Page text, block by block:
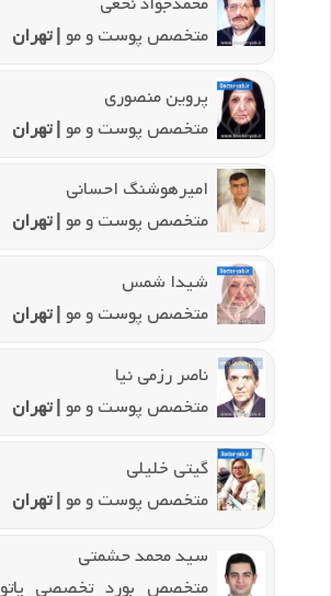
متخصص پوست و مو| تهران
پروین منصوری
متخصص پوست و مو| تهران
امیرهوشنگ احسانی
متخصص پوست و مو| تهران
شیدا شمس
متخصص پوست و مو| تهران
ناصر رزمی نیا
متخصص پوست و مو| تهران
گیتی خلیلی
متخصص پوست و مو| تهران
سید محمد حشمتی
متخصص بورد تخصصی